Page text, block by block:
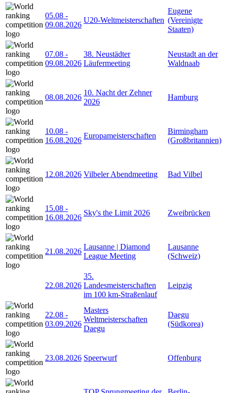
05.08 -
09.08.2026
U20-Weltmeisterschaften
Eugene
(Vereinigte
Staaten)
07.08 -
09.08.2026
38. Neustädter
Läufermeeting
Neustadt an der
Waldnaab
08.08.2026
10. Nacht der Zehner
2026
Hamburg
10.08 -
16.08.2026
Europameisterschaften
Birmingham
(Großbritannien)
12.08.2026 Vilbeler Abendmeeting Bad Vilbel
15.08 -
16.08.2026
Sky's the Limit 2026 Zweibrücken
21.08.2026
Lausanne | Diamond
League Meeting
Lausanne
(Schweiz)
22.08.2026
35.
Landesmeisterschaften
im 100 km-Straßenlauf
Leipzig
22.08 -
03.09.2026
Masters
Weltmeisterschaften
Daegu
Daegu
(Südkorea)
23.08.2026 Speerwurf Offenburg